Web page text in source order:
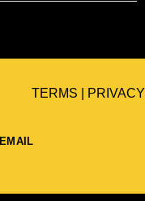
EMAIL
TERMS PRIVACY